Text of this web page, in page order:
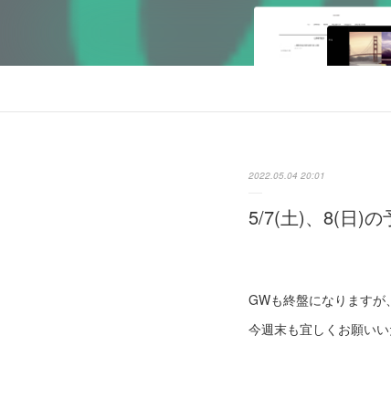
2022.05.04 20:01
5/7(土)、8(日)の
GWも終盤になりますが
今週末も宜しくお願いい